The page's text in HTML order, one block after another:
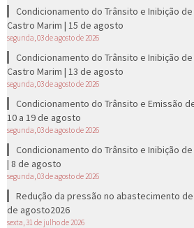
Condicionamento do Trânsito e Inibição
Castro Marim | 15 de agosto
segunda, 03 de agosto de 2026
Condicionamento do Trânsito e Inibição
Castro Marim | 13 de agosto
segunda, 03 de agosto de 2026
Condicionamento do Trânsito e Emissão
10 a 19 de agosto
segunda, 03 de agosto de 2026
Condicionamento do Trânsito e Inibição
| 8 de agosto
segunda, 03 de agosto de 2026
Redução da pressão no abastecimento
de agosto2026
sexta, 31 de julho de 2026